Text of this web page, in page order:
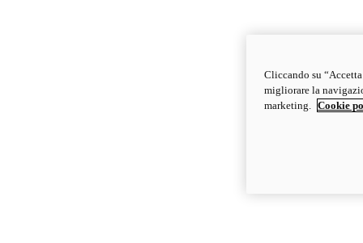
Cliccando su
migliorare la
marketing.
Cookie